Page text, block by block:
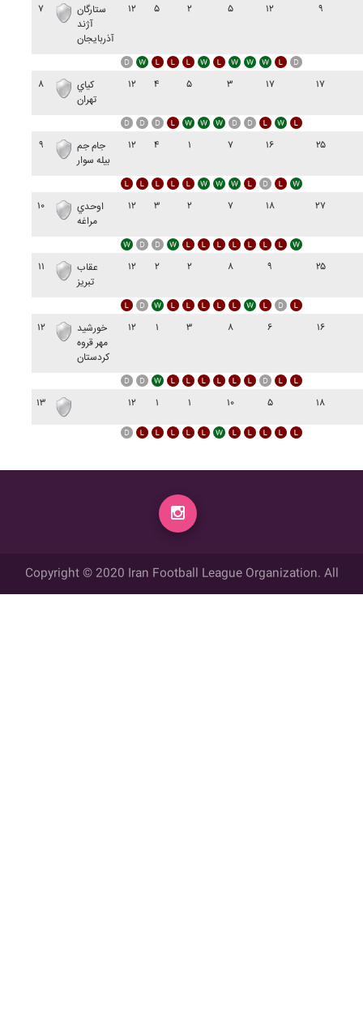
۷
ستارگان
آژند
آذربايجان
۱۲ ۵ ۲ ۵ ۱۲ ۹
۸
کياي
تهران
۱۲ ۴ ۵ ۳ ۱۷ ۱۷
۹
جام جم
بيله سوار
۱۲ ۴ ۱ ۷ ۱۶ ۲۵
۱۰
اوحدي
مراغه
۱۲ ۳ ۲ ۷ ۱۸ ۲۷
۱۱
عقاب
تبريز
۱۲ ۲ ۲ ۸ ۹ ۲۵
۱۲
خورشيد
مهر قروه
کردستان
۱۲ ۱ ۳ ۸ ۶ ۱۶
۱۳ ۱۲ ۱ ۱ ۱۰ ۵ ۱۸
Copyright © 2020 Iran Football League Organization. All